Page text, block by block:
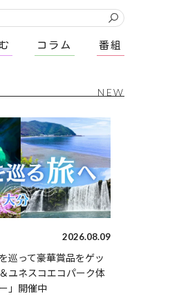
コラム 番組
NEW
2026.08.09
巡って豪華賞品をゲッ
ユネスコエコパーク体
」開催中